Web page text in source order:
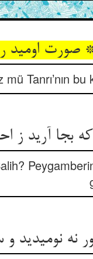
Tanrı’nın